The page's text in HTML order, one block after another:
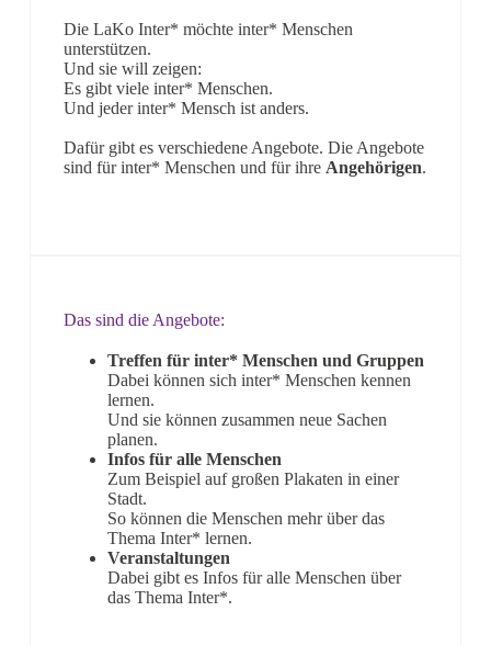
Die LaKo Inter* möchte inter* Menschen
unterstützen.
Und sie will zeigen:
Es gibt viele inter* Menschen.
Und jeder inter* Mensch ist anders.
Dafür gibt es verschiedene Angebote. Die Angebote
sind für inter* Menschen und für ihre Angehörigen.
Das sind die Angebote:
Treffen für inter* Menschen und Gruppen
Dabei können sich inter* Menschen kennen
lernen.
Und sie können zusammen neue Sachen
planen.
Infos für alle Menschen
Zum Beispiel auf großen Plakaten in einer
Stadt.
So können die Menschen mehr über das
Thema Inter* lernen.
Veranstaltungen
Dabei gibt es Infos für alle Menschen über
das Thema Inter*.